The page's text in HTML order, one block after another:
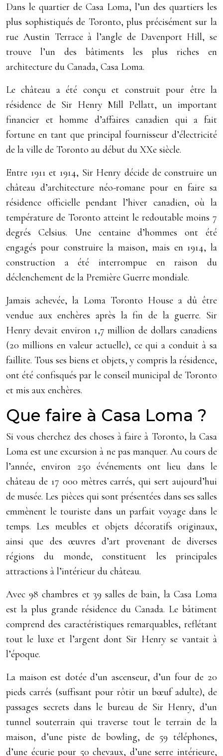
Dans le quartier de Casa Loma, l’un des quartiers les
plus sophistiqués de Toronto, plus précisément sur la
rue Austin Terrace à l’angle de Davenport Hill, se
trouve l’un des bâtiments les plus riches en
architecture du Canada, Casa Loma.
Le château a été conçu et construit pour être la
résidence de Sir Henry Mill Pellatt, un important
financier et homme d’affaires canadien qui a fait
fortune en tant que principal fournisseur d’électricité
de la ville de Toronto au début du XXe siècle.
Entre 1911 et 1914, Sir Henry décide de construire un
château d’architecture néo-romane pour en faire sa
résidence officielle pendant l’hiver canadien, où la
température de Toronto atteint le redoutable moins 7
degrés Celsius. Une centaine d’hommes ont été
engagés pour construire la maison, mais en 1914, la
construction a été interrompue en raison du
déclenchement de la Première Guerre mondiale.
Jamais achevée, la Loma Toronto House a dû être
vendue aux enchères après la fin de la guerre. Sir
Henry devait environ 1,7 million de dollars canadiens
(20 millions en valeur actuelle), ce qui a conduit à sa
faillite. Tous ses biens et objets, y compris la résidence,
ont été confisqués par le conseil municipal de Toronto
et mis aux enchères.
Que faire à Casa Loma ?
Si vous cherchez des choses à faire à Toronto, la Casa
Loma est une excursion à ne pas manquer. Au cours de
l’année, environ 250 événements ont lieu dans le
château de 17 000 mètres carrés, qui sert aujourd’hui
de musée. Les pièces qui sont présentées dans ses salles
emmènent le touriste dans un parfait voyage dans le
temps. Les meubles et objets décoratifs originaux,
ainsi que des œuvres d’art provenant de diverses
régions du monde, constituent les principales
attractions à l’intérieur du château.
Avec 98 chambres et 39 salles de bain, la Casa Loma
est la plus grande résidence du Canada. Le bâtiment
comprend des caractéristiques remarquables, reflétant
tout le luxe et l’argent dont Sir Henry se vantait à
l’époque.
La maison est dotée d’un ascenseur, d’un four de 20
pieds carrés (suffisant pour rôtir un bœuf adulte), de
passages secrets dans le bureau de Sir Henry, d’un
tunnel souterrain qui traverse tout le terrain de la
maison, d’une piste de bowling, de 59 téléphones,
d’une écurie pour 50 chevaux, d’une serre intérieure,